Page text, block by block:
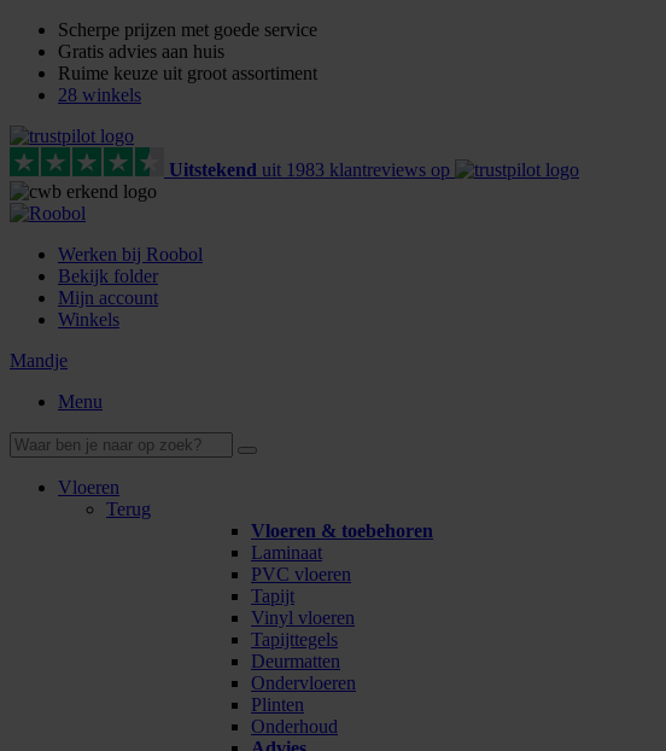
Scherpe prijzen met goede service
Gratis advies aan huis
Ruime keuze uit groot assortiment
28 winkels
Uitstekend uit 1983 klantreviews op
Werken bij Roobol
Bekijk folder
Mijn account
Winkels
Mandje
Menu
Vloeren
Terug
Vloeren & toebehoren
Laminaat
PVC vloeren
Tapijt
Vinyl vloeren
Tapijttegels
Deurmatten
Ondervloeren
Plinten
Onderhoud